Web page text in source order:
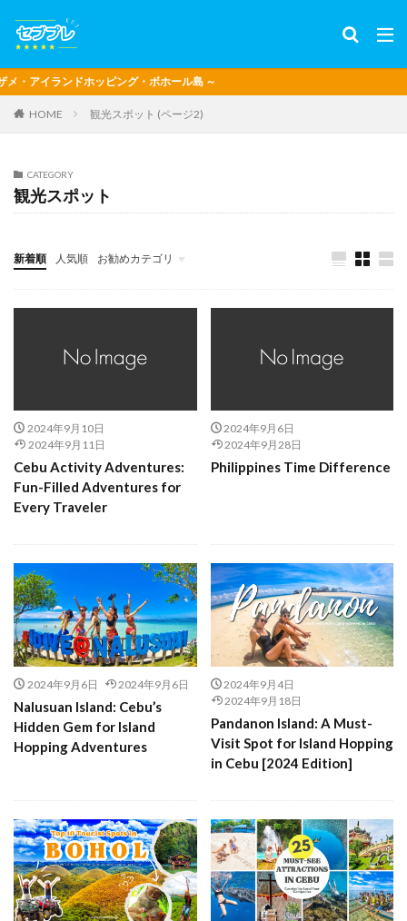
イランドホッピング・ボホール島 ～
HOME 観光スポット (ページ2)
CATEGORY
観光スポット
新着順 人気順 お勧めカテゴリ
2024年9月10日
2024年9月11日
Cebu Activity Adventures:
Fun-Filled Adventures for
Every Traveler
2024年9月6日
2024年9月28日
Philippines Time Difference
2024年9月6日 2024年9月6日
Nalusuan Island: Cebu’s
Hidden Gem for Island
Hopping Adventures
2024年9月4日
2024年9月18日
Pandanon Island: A Must-
Visit Spot for Island Hopping
in Cebu [2024 Edition]